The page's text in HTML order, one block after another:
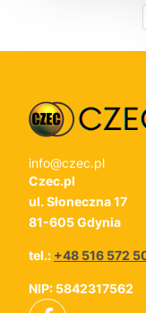
info@czec.pl
Czec.pl
ul. Słoneczna 17
81-605 Gdynia
tel.: +48 516 572
NIP: 5842317562